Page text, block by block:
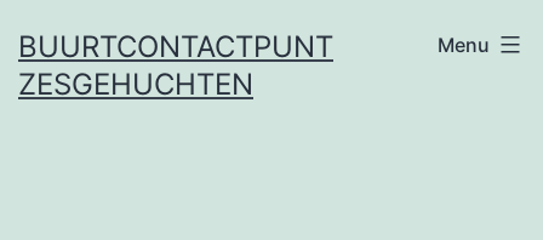
naar
de
BUURTCONTACTPUNT
ZESGEHUCHTEN
Menu